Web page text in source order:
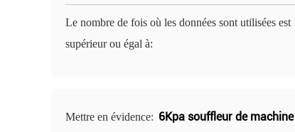
Le nombre de fois où les données sont utilisées est
supérieur ou égal à:
Mettre en évidence: 6Kpa souffleur de